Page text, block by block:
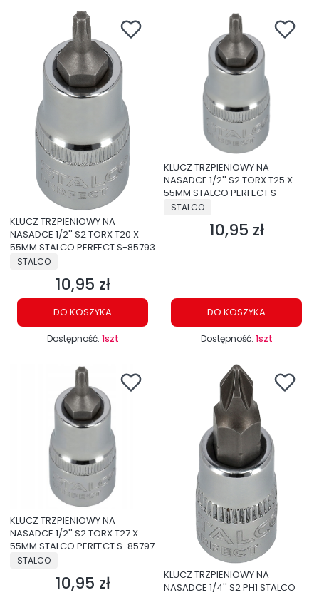
KLUCZ TRZPIENIOWY NA
NASADCE 1/2'' S2 TORX T20 X
55MM STALCO PERFECT S-85793
PRODUCENT
STALCO
Cena
10,95 zł
DO KOSZYKA
Dostępność: 1szt
KLUCZ TRZPIENIOWY NA
NASADCE 1/2'' S2 TORX T25 X
55MM STALCO PERFECT S
PRODUCENT
STALCO
Cena
10,95 zł
DO KOSZYKA
Dostępność: 1szt
KLUCZ TRZPIENIOWY NA
NASADCE 1/2'' S2 TORX T27 X
55MM STALCO PERFECT S-85797
PRODUCENT
STALCO
Cena
10,95 zł
KLUCZ TRZPIENIOWY NA
NASADCE 1/4'' S2 PH1 STALCO